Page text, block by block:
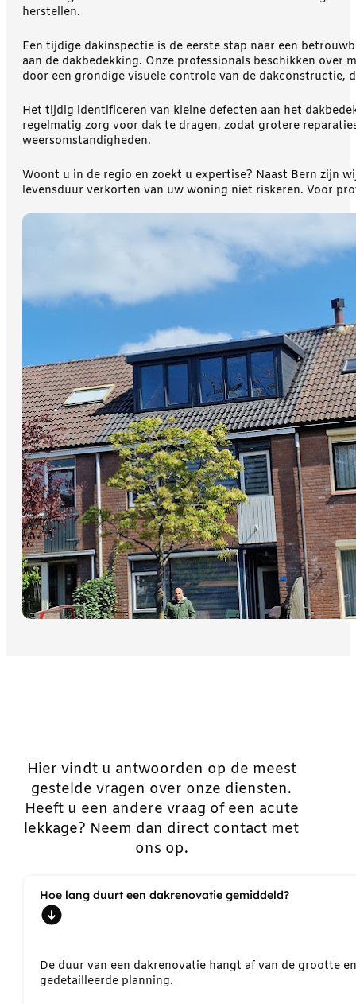
herstellen.
Een tijdige dakinspectie is de eerste stap naar een
aan de dakbedekking. Onze professionals beschikken
door een grondige visuele controle van de
Het tijdig identificeren van kleine defecten aan het
regelmatig zorg voor dak te dragen, zodat grotere
weersomstandigheden.
Woont u in de regio en zoekt u expertise? Naast Bern zijn
levensduur verkorten van uw woning niet riskeren. Voor
Hier vindt u antwoorden op de meest
gestelde vragen over onze diensten.
Heeft u een andere vraag of een acute
lekkage? Neem dan direct contact met
ons op.
Hoe lang duurt een dakrenovatie gemiddeld?
De duur van een dakrenovatie hangt af van de grootte
gedetailleerde planning.